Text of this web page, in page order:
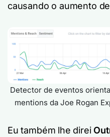
causando o aumento
Detector de eventos
mentions da Joe Rogan
Eu também lhe direi